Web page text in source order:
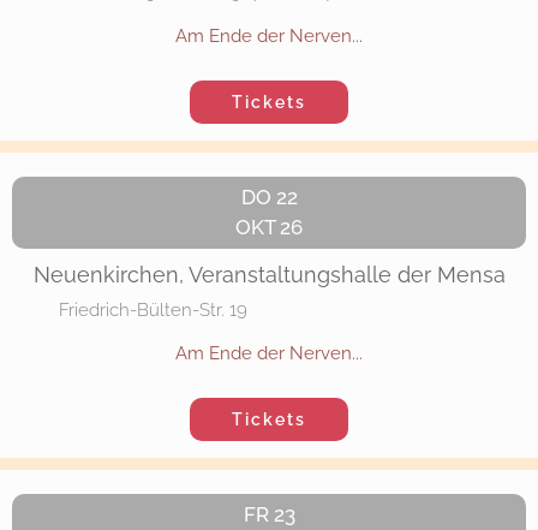
Am Ende der Nerven...
Tickets
DO 22
OKT 26
Neuenkirchen, Veranstaltungshalle der Mensa
Friedrich-Bülten-Str. 19
Am Ende der Nerven...
Tickets
FR 23